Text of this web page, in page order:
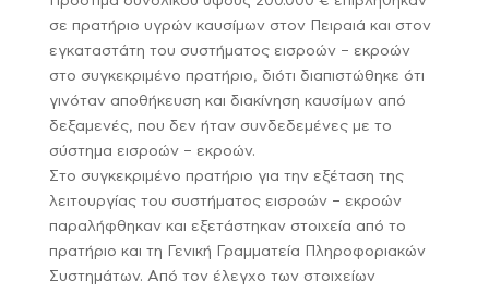
σε πρατήριο υγρών καυσίμων στον Πειραιά και στον
εγκαταστάτη του συστήματος εισροών – εκροών
στο συγκεκριμένο πρατήριο, διότι διαπιστώθηκε ότι
γινόταν αποθήκευση και διακίνηση καυσίμων από
δεξαμενές, που δεν ήταν συνδεδεμένες με το
σύστημα εισροών – εκροών.
Στο συγκεκριμένο πρατήριο για την εξέταση της
λειτουργίας του συστήματος εισροών – εκροών
παραλήφθηκαν και εξετάστηκαν στοιχεία από το
πρατήριο και τη Γενική Γραμματεία Πληροφοριακών
Συστημάτων. Από τον έλεγχο των στοιχείων